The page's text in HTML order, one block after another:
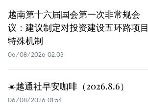
越南第十六届国会第一次非常规会
议：建议制定对投资建设五环路项目
特殊机制
06/08/2026 02:03
☀️越通社早安咖啡（2026.8.6）
06/08/2026 01:54